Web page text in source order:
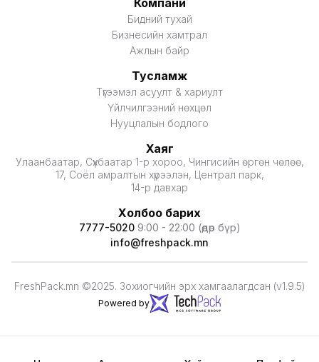
Компани
Бидний тухай
Бизнесийн хамтрал
Ажлын байр
Тусламж
Түгээмэл асуулт & хариулт
Үйлчилгээний нөхцөл
Нууцлалын бодлого
Хаяг
Улаанбаатар, Сүхбаатар 1-р хороо, Чингисийн өргөн чөлөө,
17, Соёл амралтын хүрээлэн, Централ парк,
14-р давхар
Холбоо барих
7777-5020 9:00 - 22:00 (өдөр бүр)
info@freshpack.mn
FreshPack.mn ©2025. Зохиогчийн эрх хамгаалагдсан (v1.9.5)
Powered by